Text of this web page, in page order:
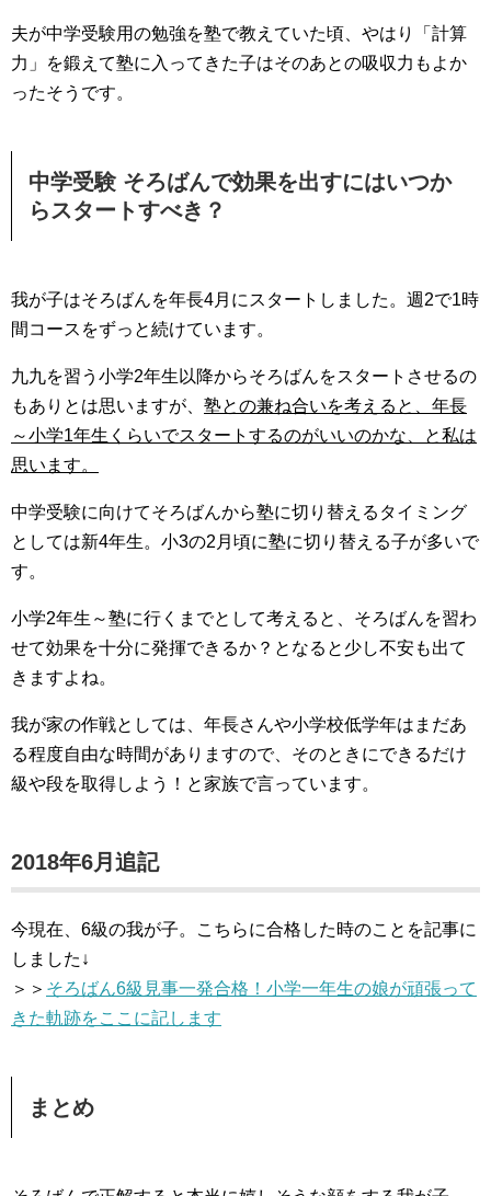
夫が中学受験用の勉強を塾で教えていた頃、やはり「計算
力」を鍛えて塾に入ってきた子はそのあとの吸収力もよか
ったそうです。
中学受験 そろばんで効果を出すにはいつか
らスタートすべき？
我が子はそろばんを年長4月にスタートしました。週2で1時
間コースをずっと続けています。
九九を習う小学2年生以降からそろばんをスタートさせるの
もありとは思いますが、 塾との兼ね合いを考えると、年長
～小学1年生くらいでスタートするのがいいのかな、と私は
思います。
中学受験に向けてそろばんから塾に切り替えるタイミング
としては新4年生。小3の2月頃に塾に切り替える子が多いで
す。
小学2年生～塾に行くまでとして考えると、そろばんを習わ
せて効果を十分に発揮できるか？となると少し不安も出て
きますよね。
我が家の作戦としては、年長さんや小学校低学年はまだあ
る程度自由な時間がありますので、そのときにできるだけ
級や段を取得しよう！と家族で言っています。
2018年6月追記
今現在、6級の我が子。こちらに合格した時のことを記事に
しました↓
＞＞ そろばん6級見事一発合格！小学一年生の娘が頑張って
きた軌跡をここに記します
まとめ